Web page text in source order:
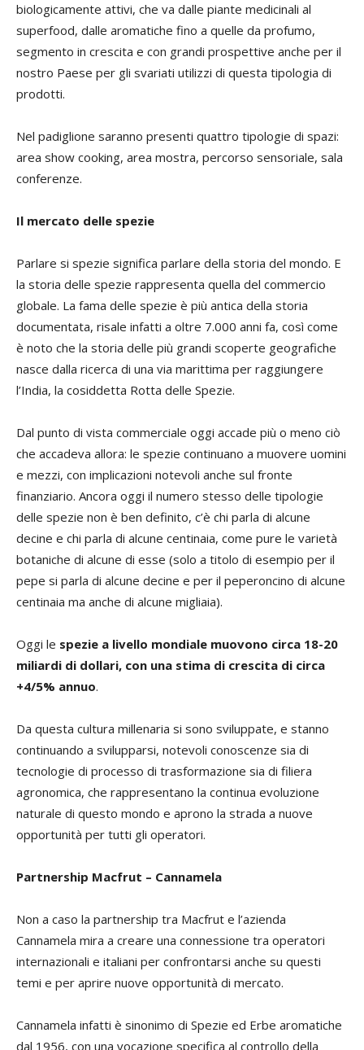
biologicamente attivi, che va dalle piante medicinali al
superfood, dalle aromatiche fino a quelle da profumo,
segmento in crescita e con grandi prospettive anche per il
nostro Paese per gli svariati utilizzi di questa tipologia di
prodotti.
Nel padiglione saranno presenti quattro tipologie di spazi:
area show cooking, area mostra, percorso sensoriale, sala
conferenze.
Il mercato delle spezie
Parlare si spezie significa parlare della storia del mondo. E
la storia delle spezie rappresenta quella del commercio
globale. La fama delle spezie è più antica della storia
documentata, risale infatti a oltre 7.000 anni fa, così come
è noto che la storia delle più grandi scoperte geografiche
nasce dalla ricerca di una via marittima per raggiungere
l’India, la cosiddetta Rotta delle Spezie.
Dal punto di vista commerciale oggi accade più o meno ciò
che accadeva allora: le spezie continuano a muovere uomini
e mezzi, con implicazioni notevoli anche sul fronte
finanziario. Ancora oggi il numero stesso delle tipologie
delle spezie non è ben definito, c’è chi parla di alcune
decine e chi parla di alcune centinaia, come pure le varietà
botaniche di alcune di esse (solo a titolo di esempio per il
pepe si parla di alcune decine e per il peperoncino di alcune
centinaia ma anche di alcune migliaia).
Oggi le spezie a livello mondiale muovono circa 18-20
miliardi di dollari, con una stima di crescita di circa
+4/5% annuo.
Da questa cultura millenaria si sono sviluppate, e stanno
continuando a svilupparsi, notevoli conoscenze sia di
tecnologie di processo di trasformazione sia di filiera
agronomica, che rappresentano la continua evoluzione
naturale di questo mondo e aprono la strada a nuove
opportunità per tutti gli operatori.
Partnership Macfrut – Cannamela
Non a caso la partnership tra Macfrut e l’azienda
Cannamela mira a creare una connessione tra operatori
internazionali e italiani per confrontarsi anche su questi
temi e per aprire nuove opportunità di mercato.
Cannamela infatti è sinonimo di Spezie ed Erbe aromatiche
dal 1956, con una vocazione specifica al controllo della